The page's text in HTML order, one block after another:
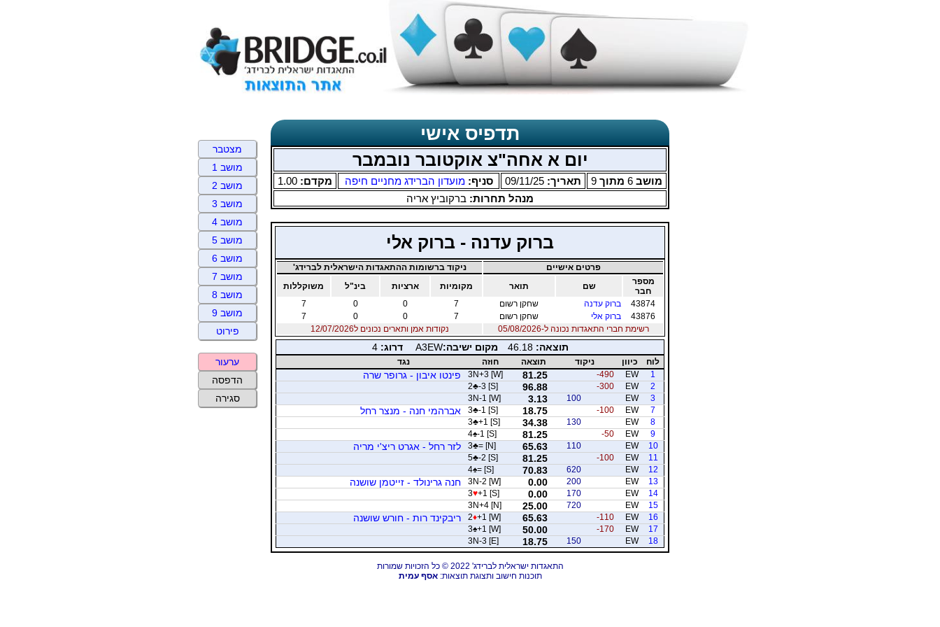
תדפיס אישי
יום א אחה"צ אוקטובר נובמבר
מושב 6 מתוך 9 תאריך: 09/11/25 סניף:מועדון הברידג מחניים חיפה מקדם: 1.00
מנהל תחרות: ברקוביץ אריה
ברוק עדנה - ברוק אלי
פרטים אישיים
ניקוד ברשומות ההתאגדות הישראלית לברידג'
מספר
חבר
שם תואר מקומיות ארציות בינ"ל
משוקללות
43874
ברוק עדנה שחקן רשום 7
0
0
7
43876
ברוק אלי שחקן רשום 7
0
0
7
רשימת חברי התאגדות נכונה ל-05/08/2026
נקודות אמן ותארים נכונים ל12/07/2026
תוצאה:46.18 מקום ישיבה:A3EW דרוג:4
לוח כיוון ניקוד תוצאה חוזה
נגד
1
EW
-490
81.25
3N+3 [W] פינטו איבון - גרופר שרה
2
EW
-300
96.88
2♣-3 [S]
3
EW
100
3.13
3N-1 [W]
7
EW
-100
18.75
3♣-1 [S] אברהמי חנה - מנצר רחל
8
EW
130
34.38
3♣+1 [S]
9
EW
-50
81.25
4♠-1 [S]
10
EW
110
65.63
3♣= [N] לזר רחל - אגרט ריצ'י מריה
11
EW
-100
81.25
5♣-2 [S]
12
EW
620
70.83
4♠= [S]
13
EW
200
0.00
3N-2 [W] חנה גרינולד - זייטמן שושנה
14
EW
170
0.00
3♥+1 [S]
15
EW
720
25.00
3N+4 [N]
16
EW
-110
65.63
2♦+1 [W] ריבקינד רות - חורש שושנה
17
EW
-170
50.00
3♠+1 [W]
18
EW
150
18.75
3N-3 [E]
התאגדות ישראלית לברידג' 2022 © כל הזכויות שמורות
תוכנות חישוב ותצוגת תוצאות:אסף עמית
מצטבר
מושב 1
מושב 2
מושב 3
מושב 4
מושב 5
מושב 6
מושב 7
מושב 8
מושב 9
פירוט
ערעור
הדפסה
סגירה